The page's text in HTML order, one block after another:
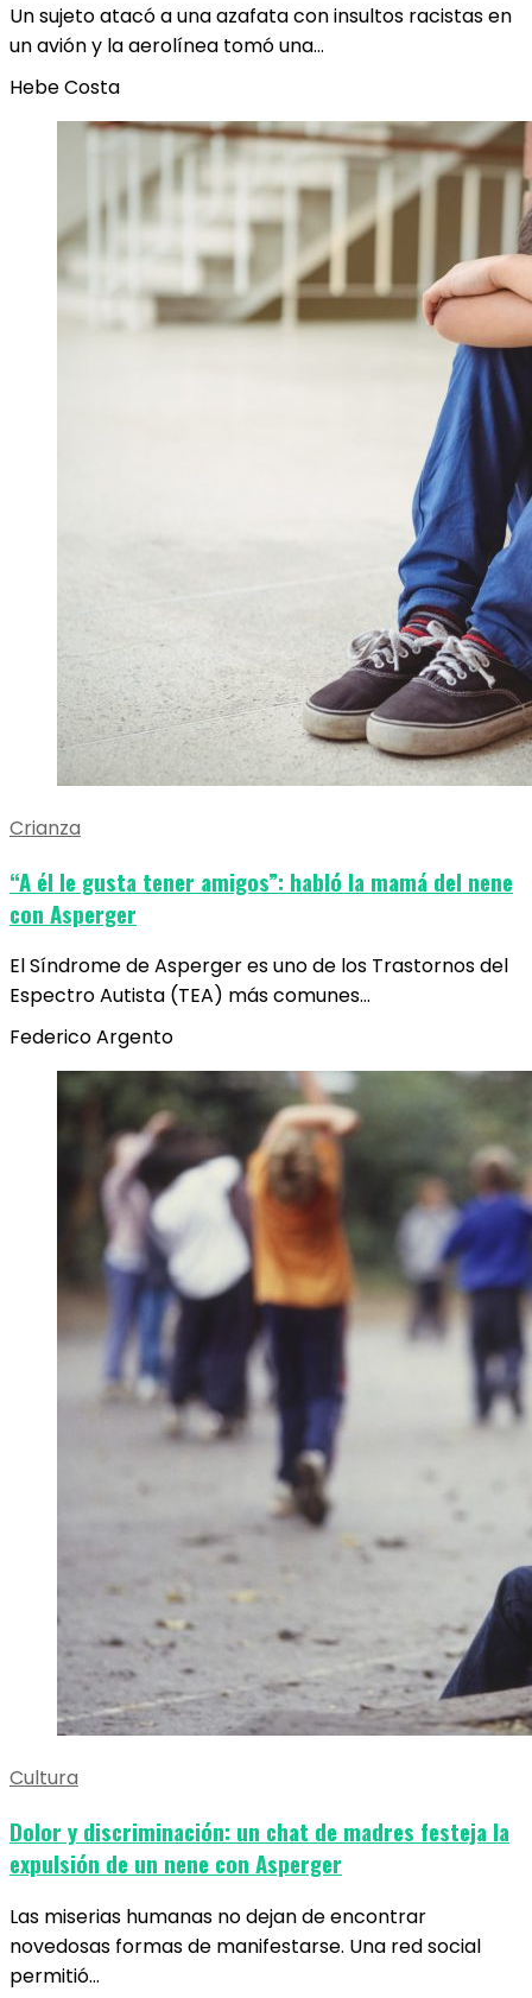
Un sujeto atacó a una azafata con insultos racistas en
un avión y la aerolínea tomó una…
Hebe Costa
Crianza
“A él le gusta tener amigos”: habló la mamá del nene
con Asperger
El Síndrome de Asperger es uno de los Trastornos del
Espectro Autista (TEA) más comunes…
Federico Argento
Cultura
Dolor y discriminación: un chat de madres festeja la
expulsión de un nene con Asperger
Las miserias humanas no dejan de encontrar
novedosas formas de manifestarse. Una red social
permitió…